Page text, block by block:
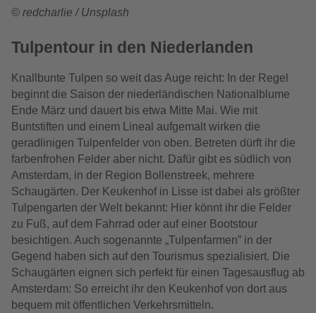
© redcharlie /Unsplash
Tulpentour in den Niederlanden
Knallbunte Tulpen so weit das Auge reicht: In der Regel
beginnt die Saison der niederländischen Nationalblume
Ende März und dauert bis etwa Mitte Mai. Wie mit
Buntstiften und einem Lineal aufgemalt wirken die
geradlinigen Tulpenfelder von oben. Betreten dürft ihr die
farbenfrohen Felder aber nicht. Dafür gibt es südlich von
Amsterdam, in der Region Bollenstreek, mehrere
Schaugärten. Der Keukenhof in Lisse ist dabei als größter
Tulpengarten der Welt bekannt: Hier könnt ihr die Felder
zu Fuß, auf dem Fahrrad oder auf einer Bootstour
besichtigen. Auch sogenannte „Tulpenfarmen” in der
Gegend haben sich auf den Tourismus spezialisiert. Die
Schaugärten eignen sich perfekt für einen Tagesausflug ab
Amsterdam: So erreicht ihr den Keukenhof von dort aus
bequem mit öffentlichen Verkehrsmitteln.